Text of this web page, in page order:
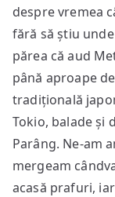
despre vremea
fără să știu
părea că aud
până aproape
tradițională
Tokio, balade și
Parâng. Ne-am
mergeam
acasă prafuri,